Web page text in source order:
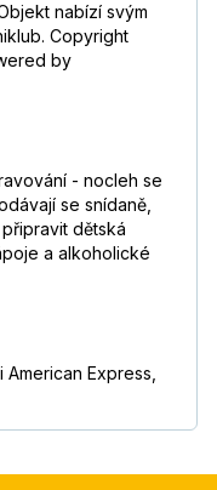
nabízí svým
Copyright
by
- nocleh se
se snídaně,
dětská
a alkoholické
Express,